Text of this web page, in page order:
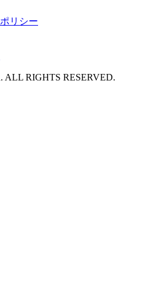
リシー
ALL RIGHTS RESERVED.